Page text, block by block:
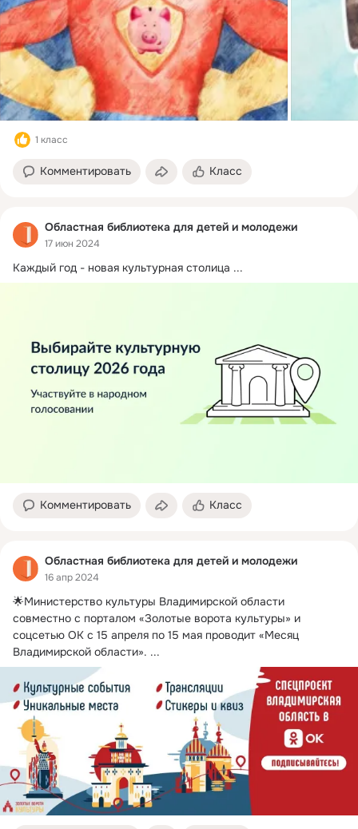
1 класс
Комментировать Класс
Областная библиотека для детей и молодежи
17 июн 2024
Каждый год - новая культурная столица ...
Комментировать Класс
Областная библиотека для детей и молодежи
16 апр 2024
🌟Министерство культуры Владимирской области
совместно с порталом «Золотые ворота культуры» и
соцсетью ОК с 15 апреля по 15 мая проводит «Месяц
Владимирской области». ...